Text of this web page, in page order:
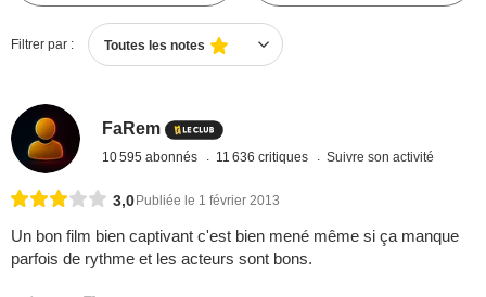
Filtrer par : Toutes les notes
FaRem
10 595 abonnés 11 636 critiques Suivre son activité
3,0 Publiée le 1 février 2013
Un bon film bien captivant c'est bien mené même si ça manque
parfois de rythme et les acteurs sont bons.